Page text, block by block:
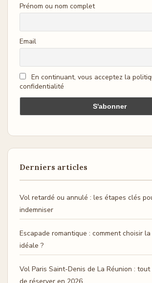
Prénom ou nom complet
Email
En continuant, vous acceptez la
confidentialité
Derniers articles
Vol retardé ou annulé : les étapes clés
indemniser
Escapade romantique : comment choisir
idéale ?
Vol Paris Saint-Denis de La Réunion :
de réserver en 2026